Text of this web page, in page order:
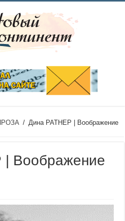
/ Дина РАТНЕР | Воображение
Воображение